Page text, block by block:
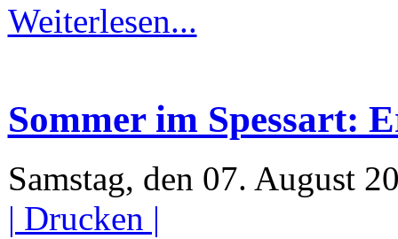
Weiterlesen...
Sommer im Spessart:
Samstag, den 07. August
| Drucken |